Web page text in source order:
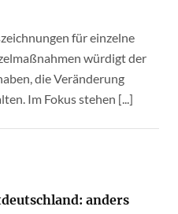
für einzelne
würdigt der
die Veränderung
Im Fokus stehen [...]
anders